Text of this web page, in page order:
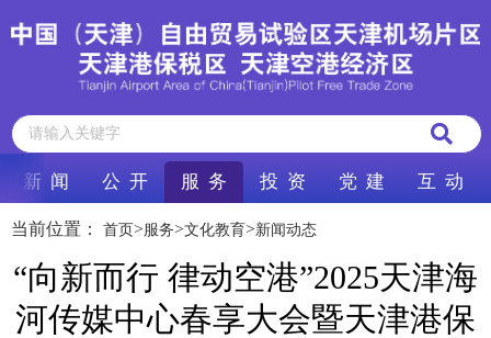
新 闻 公 开 服 务 投 资 党 建 互 动
当前位置： 首页>服务>文化教育>新闻动态
“向新而行 律动空港”2025天津海
河传媒中心春享大会暨天津港保